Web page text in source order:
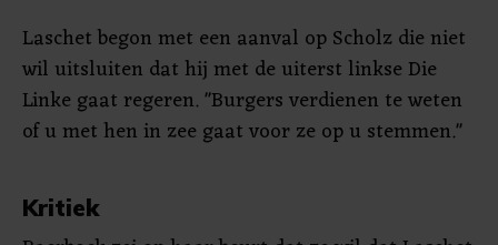
Laschet begon met een aanval op Scholz die niet
wil uitsluiten dat hij met de uiterst linkse Die
Linke gaat regeren. "Burgers verdienen te weten
of u met hen in zee gaat voor ze op u stemmen."
Kritiek